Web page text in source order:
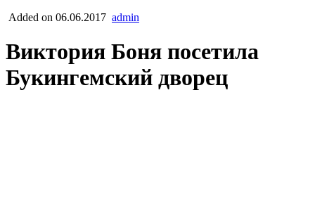
Added on 06.06.2017 admin
Виктория Боня посетила
Букингемский дворец